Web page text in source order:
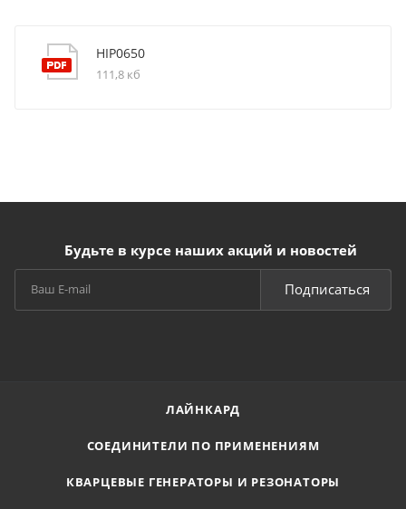
HIP0650
111,8 кб
Будьте в курсе наших акций и новостей
Подписаться
ЛАЙНКАРД
СОЕДИНИТЕЛИ ПО ПРИМЕНЕНИЯМ
КВАРЦЕВЫЕ ГЕНЕРАТОРЫ И РЕЗОНАТОРЫ